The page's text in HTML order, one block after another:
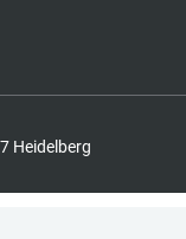
Heidelberg